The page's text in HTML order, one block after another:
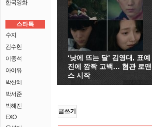
한국영화
스타톡
수지
김수현
이종석
아이유
박신혜
박서준
박해진
EXO
‘낮에 뜨는 달’ 김영대, 표예
진에 깜짝 고백… 혐관 로맨
스 시작
글쓰기